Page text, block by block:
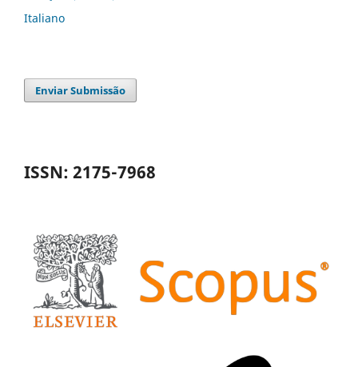
Italiano
Enviar Submissão
ISSN: 2175-7968